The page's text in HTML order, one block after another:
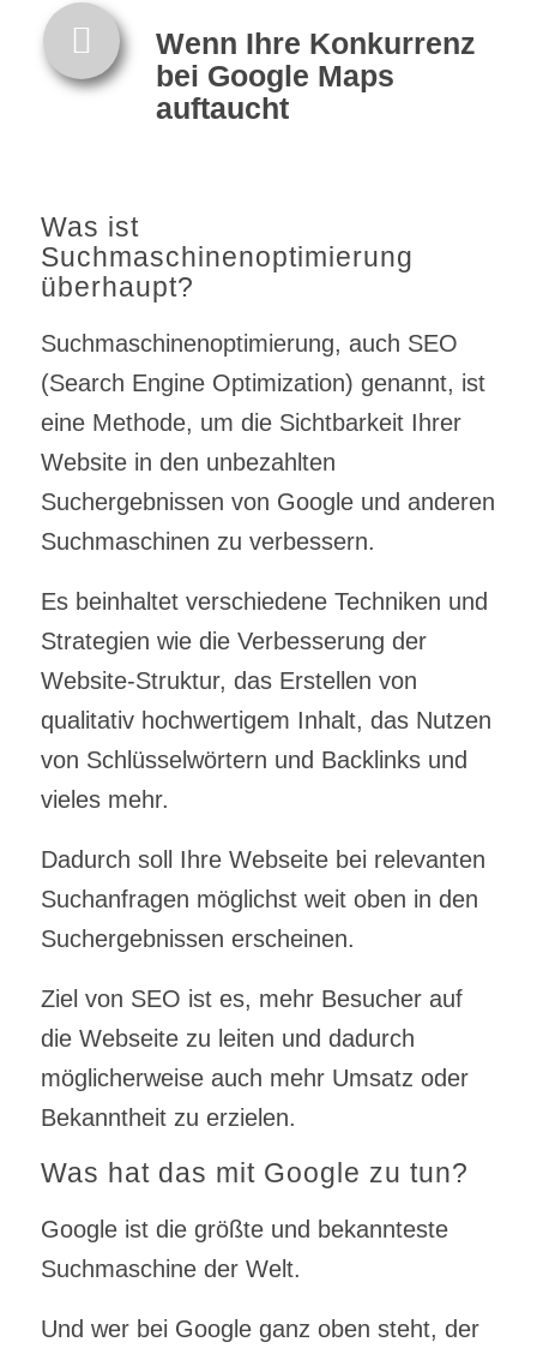
Wenn Ihre Konkurrenz
bei Google Maps
auftaucht
Was ist
Suchmaschinenoptimierung
überhaupt?
Suchmaschinenoptimierung, auch SEO
(Search Engine Optimization) genannt, ist
eine Methode, um die Sichtbarkeit Ihrer
Website in den unbezahlten
Suchergebnissen von Google und anderen
Suchmaschinen zu verbessern.
Es beinhaltet verschiedene Techniken und
Strategien wie die Verbesserung der
Website-Struktur, das Erstellen von
qualitativ hochwertigem Inhalt, das Nutzen
von Schlüsselwörtern und Backlinks und
vieles mehr.
Dadurch soll Ihre Webseite bei relevanten
Suchanfragen möglichst weit oben in den
Suchergebnissen erscheinen.
Ziel von SEO ist es, mehr Besucher auf
die Webseite zu leiten und dadurch
möglicherweise auch mehr Umsatz oder
Bekanntheit zu erzielen.
Was hat das mit Google zu tun?
Google ist die größte und bekannteste
Suchmaschine der Welt.
Und wer bei Google ganz oben steht, der